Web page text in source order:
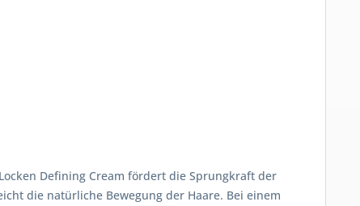
Defining Cream fördert die Sprungkraft der
die natürliche Bewegung der Haare. Bei einem